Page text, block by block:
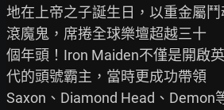
地在上帝之子誕生日，以重金屬
滾魔鬼，席捲全球樂壇超越三十
個年頭！Iron Maiden不僅是開啟
代的頭號霸主，當時更成功帶領
Saxon、Diamond Head、Demon